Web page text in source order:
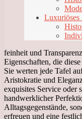
Luxuriöses
feinheit und
Eigenschaften, die
Sie werten jede Tafel
Aristokratie und
exquisites Service oder
handwerklicher
Alltagsgegenstände,
erfreuen und eine